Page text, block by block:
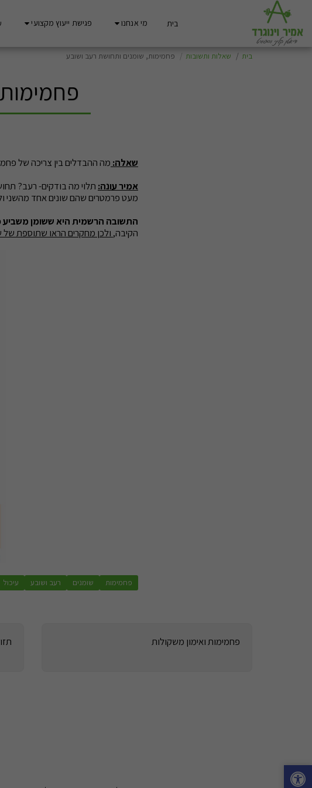
בית מי אנחנו פגישת ייעוץ מקצועי
בית שאלות ותשובות פחמימות, שומנים ותחושת רעב ושובע
שאלה: מה ההבדלים בין צריכה של
אמיר עונה: תלוי מה בודקים- רעב?
מעט פרמטרים שהם שונים אחד מהשני
התשובה הרשמית היא ששומן
הקיבה, ולכן מחקרים הראו שתוספת
פחמימות שומנים רעב ושובע עיכול
פחמימות ואימון משקולות